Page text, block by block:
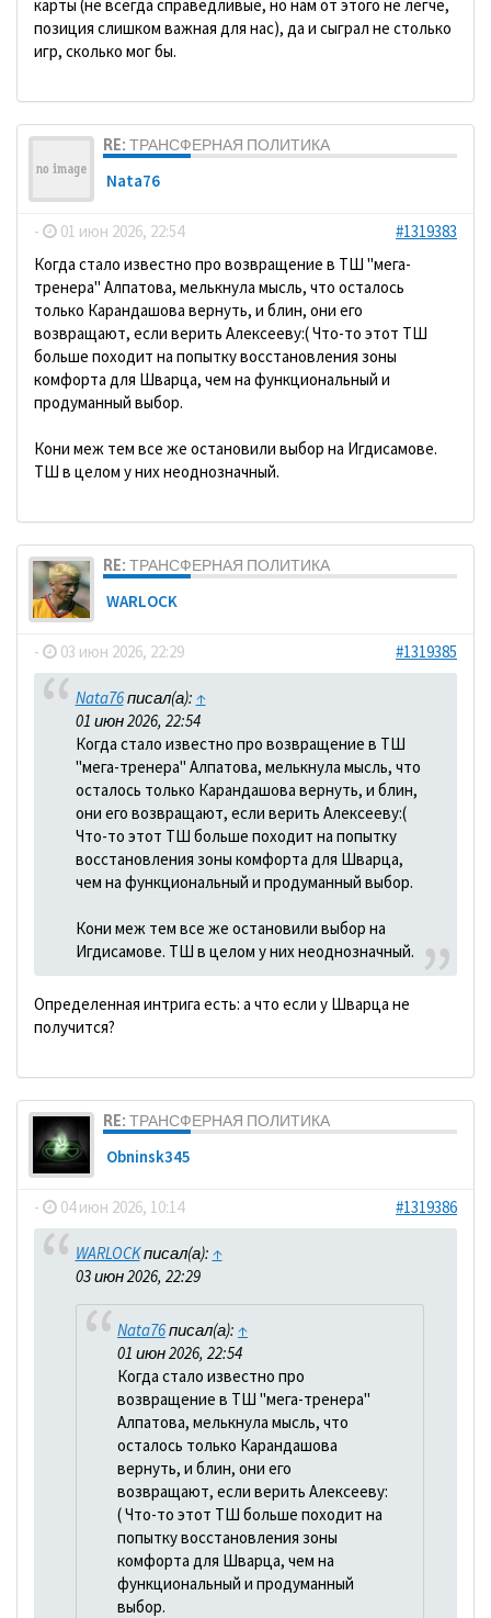
карты (не всегда справедливые, но нам от этого не легче,
позиция слишком важная для нас), да и сыграл не столько
игр, сколько мог бы.
RE: ТРАНСФЕРНАЯ ПОЛИТИКА
Nata76
- 01 июн 2026, 22:54
#1319383
Когда стало известно про возвращение в ТШ "мега-
тренера" Алпатова, мелькнула мысль, что осталось
только Карандашова вернуть, и блин, они его
возвращают, если верить Алексееву:( Что-то этот ТШ
больше походит на попытку восстановления зоны
комфорта для Шварца, чем на функциональный и
продуманный выбор.
Кони меж тем все же остановили выбор на Игдисамове.
ТШ в целом у них неоднозначный.
RE: ТРАНСФЕРНАЯ ПОЛИТИКА
WARLOCK
- 03 июн 2026, 22:29 #1319385
Nata76писал(а): ↑
01 июн 2026, 22:54
Когда стало известно про возвращение в ТШ
"мега-тренера" Алпатова, мелькнула мысль, что
осталось только Карандашова вернуть, и блин,
они его возвращают, если верить Алексееву:(
Что-то этот ТШ больше походит на попытку
восстановления зоны комфорта для Шварца,
чем на функциональный и продуманный выбор.
Кони меж тем все же остановили выбор на
Игдисамове. ТШ в целом у них неоднозначный.
Определенная интрига есть: а что если у Шварца не
получится?
RE: ТРАНСФЕРНАЯ ПОЛИТИКА
Obninsk345
- 04 июн 2026, 10:14 #1319386
WARLOCKписал(а): ↑
03 июн 2026, 22:29
Nata76писал(а): ↑
01 июн 2026, 22:54
Когда стало известно про
возвращение в ТШ "мега-тренера"
Алпатова, мелькнула мысль, что
осталось только Карандашова
вернуть, и блин, они его
возвращают, если верить Алексееву:
( Что-то этот ТШ больше походит на
попытку восстановления зоны
комфорта для Шварца, чем на
функциональный и продуманный
выбор.